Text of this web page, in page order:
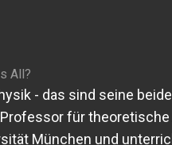
All?
- das sind seine
für
München und